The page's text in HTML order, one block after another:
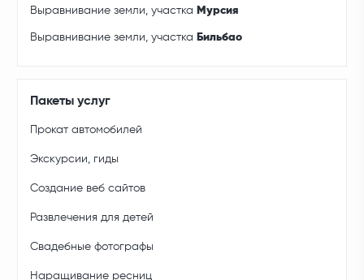
Выравнивание земли, участка Мурсия
Выравнивание земли, участка Бильбао
Пакеты услуг
Прокат автомобилей
Экскурсии, гиды
Создание веб сайтов
Развлечения для детей
Свадебные фотографы
Наращивание ресниц